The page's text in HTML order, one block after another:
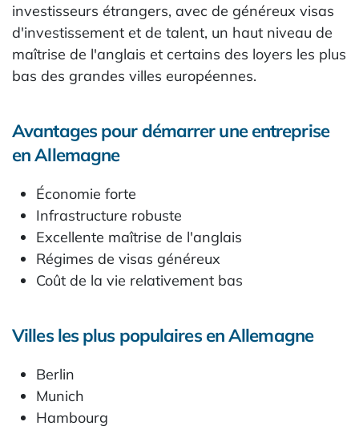
investisseurs étrangers, avec de généreux visas
d'investissement et de talent, un haut niveau de
maîtrise de l'anglais et certains des loyers les plus
bas des grandes villes européennes.
Avantages pour démarrer une entreprise
en Allemagne
Économie forte
Infrastructure robuste
Excellente maîtrise de l'anglais
Régimes de visas généreux
Coût de la vie relativement bas
Villes les plus populaires en Allemagne
Berlin
Munich
Hambourg